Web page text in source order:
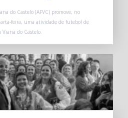
do Castelo (AFVC) promove, no
feira, uma atividade de futebol de
do Castelo.